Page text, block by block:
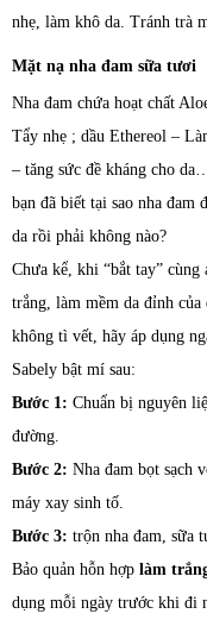
nhẹ, làm khô da. Tránh trà
Mặt nạ nha đam sữa tươi
Nha đam chứa hoạt chất
Tẩy nhẹ ; dầu Ethereol –
– tăng sức đề kháng cho
bạn đã biết tại sao nha đam
da rồi phải không nào?
Chưa kể, khi “bắt tay”
trắng, làm mềm da đỉnh
không tì vết, hãy áp dụng
Sabely bật mí sau:
Bước 1: Chuẩn bị nguyên
đường.
Bước 2: Nha đam bọt sạch
máy xay sinh tố.
Bước 3: trộn nha đam, sữa
Bảo quản hỗn hợp làm
dụng mỗi ngày trước khi đi